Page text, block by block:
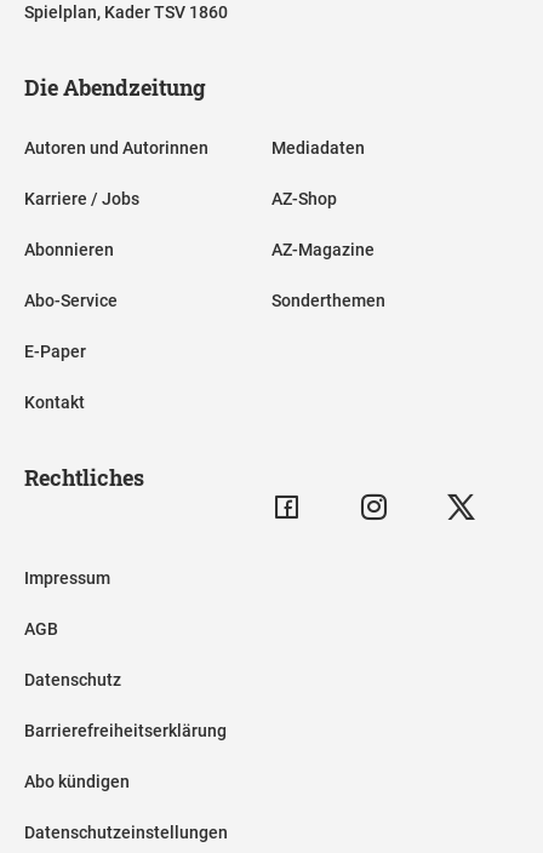
Spielplan, Kader TSV 1860
Die Abendzeitung
Autoren und Autorinnen
Karriere / Jobs
Abonnieren
Abo-Service
E-Paper
Kontakt
Mediadaten
AZ-Shop
AZ-Magazine
Sonderthemen
Rechtliches
Impressum
AGB
Datenschutz
Barrierefreiheitserklärung
Abo kündigen
Datenschutzeinstellungen